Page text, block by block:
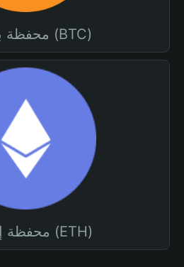
محفظة بيتكوين (BTC)
محفظة إيثيريوم (ETH)